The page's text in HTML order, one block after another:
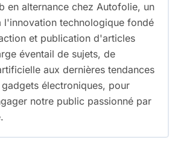
en alternance chez Autofolie, un
l'innovation technologique fondé
et publication d'articles
éventail de sujets, de
aux dernières tendances
électroniques, pour
notre public passionné par